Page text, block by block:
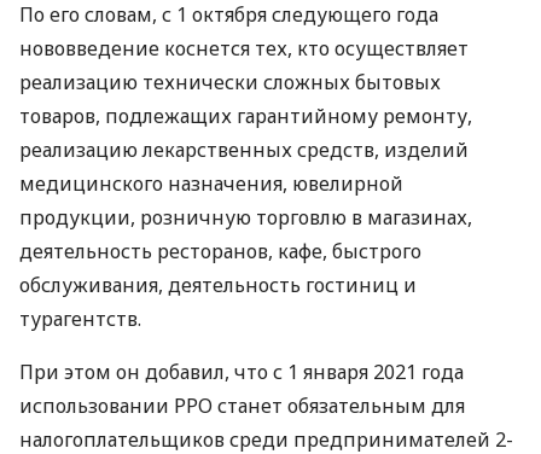
По его словам, с 1 октября следующего года
нововведение коснется тех, кто осуществляет
реализацию технически сложных бытовых
товаров, подлежащих гарантийному ремонту,
реализацию лекарственных средств, изделий
медицинского назначения, ювелирной
продукции, розничную торговлю в магазинах,
деятельность ресторанов, кафе, быстрого
обслуживания, деятельность гостиниц и
турагентств.
При этом он добавил, что с 1 января 2021 года
использовании РРО станет обязательным для
налогоплательщиков среди предпринимателей 2-